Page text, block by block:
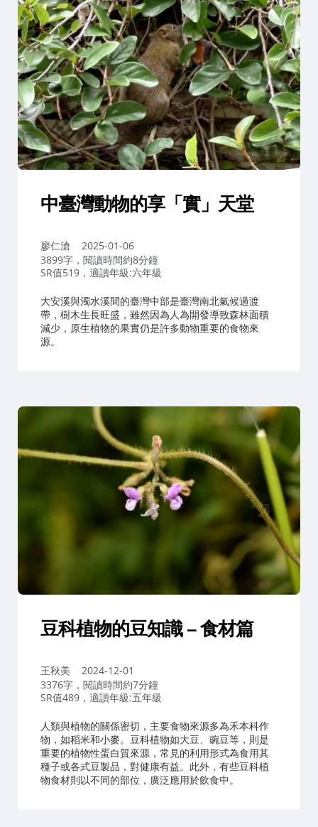
中臺灣動物的享「實」天堂
作
者：
廖仁滄
2025-01-06
3899字，閱讀時間約8分鐘
SR值519，適讀年級:六年級
大安溪與濁水溪間的臺灣中部是臺灣南北氣候過渡
帶，樹木生長旺盛，雖然因為人為開發導致森林面積
減少，原生植物的果實仍是許多動物重要的食物來
源。
豆科植物的豆知識 – 食材篇
作
者：
王秋美
2024-12-01
3376字，閱讀時間約7分鐘
SR值489，適讀年級:五年級
人類與植物的關係密切，主要食物來源多為禾本科作
物，如稻米和小麥。豆科植物如大豆、豌豆等，則是
重要的植物性蛋白質來源，常見的利用形式為食用其
種子或各式豆製品，對健康有益。此外，有些豆科植
物食材則以不同的部位，廣泛應用於飲食中。